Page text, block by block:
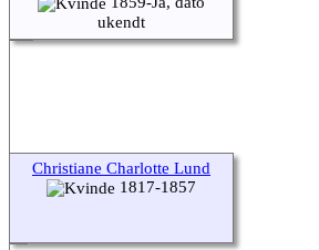
ukendt
Christiane Charlotte Lund
1817-1857